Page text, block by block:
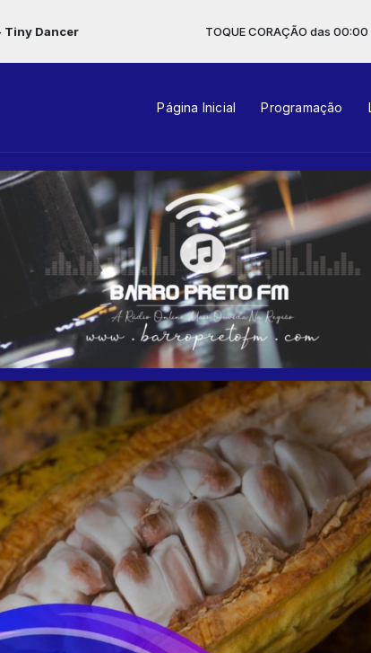
TOQUE CORAÇÃO das 00:00 às 05:00 -
Página Inicial Programação